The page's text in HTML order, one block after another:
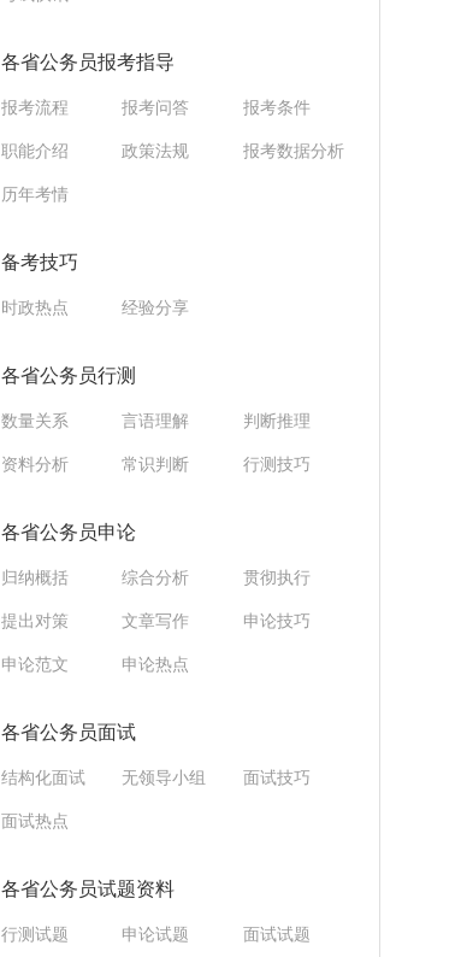
各省公务员报考指导
报考流程 报考问答 报考条件
职能介绍 政策法规 报考数据分析
历年考情
备考技巧
时政热点 经验分享
各省公务员行测
数量关系 言语理解 判断推理
资料分析 常识判断 行测技巧
各省公务员申论
归纳概括 综合分析 贯彻执行
提出对策 文章写作 申论技巧
申论范文 申论热点
各省公务员面试
结构化面试 无领导小组 面试技巧
面试热点
各省公务员试题资料
行测试题 申论试题 面试试题